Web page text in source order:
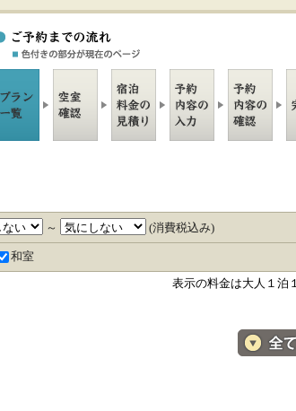
～ (消費税込み)
和室
表示の料金は大人１泊